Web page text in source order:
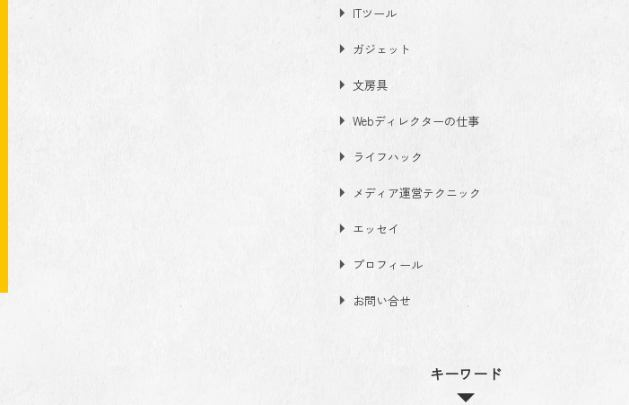
ITツール
ガジェット
文房具
Webディレクターの仕事
ライフハック
メディア運営テクニック
エッセイ
プロフィール
お問い合せ
キーワード